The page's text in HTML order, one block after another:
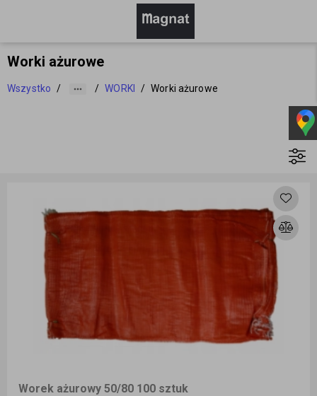
Worki ażurowe
Wszystko / / WORKI / Worki ażurowe
Worek ażurowy 50/80 100 sztuk